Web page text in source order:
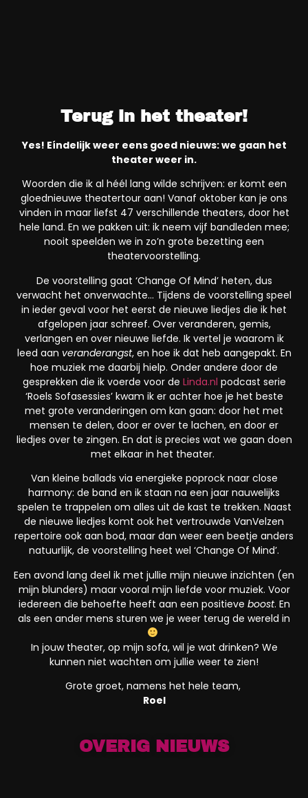
Terug in het theater!
Yes! Eíndelijk weer eens goed nieuws: we gaan het
theater weer in.
Woorden die ik al héél lang wilde schrijven: er komt een
gloednieuwe theatertour aan! Vanaf oktober kan je ons
vinden in maar liefst 47 verschillende theaters, door het
hele land. En we pakken uit: ik neem vijf bandleden mee;
nooit speelden we in zo’n grote bezetting een
theatervoorstelling.
De voorstelling gaat ‘Change Of Mind’ heten, dus
verwacht het onverwachte… Tijdens de voorstelling speel
in ieder geval voor het eerst de nieuwe liedjes die ik het
afgelopen jaar schreef. Over veranderen, gemis,
verlangen en over nieuwe liefde. Ik vertel je waarom ik
leed aan veranderangst, en hoe ik dat heb aangepakt. En
hoe muziek me daarbij hielp. Onder andere door de
gesprekken die ik voerde voor de Linda.nl podcast serie
‘Roels Sofasessies’ kwam ik er achter hoe je het beste
met grote veranderingen om kan gaan: door het met
mensen te delen, door er over te lachen, en door er
liedjes over te zingen. En dat is precies wat we gaan doen
met elkaar in het theater.
Van kleine ballads via energieke poprock naar close
harmony: de band en ik staan na een jaar nauwelijks
spelen te trappelen om alles uit de kast te trekken. Naast
de nieuwe liedjes komt ook het vertrouwde VanVelzen
repertoire ook aan bod, maar dan weer een beetje anders
natuurlijk, de voorstelling heet wel ‘Change Of Mind’.
Een avond lang deel ik met jullie mijn nieuwe inzichten (en
mijn blunders) maar vooral mijn liefde voor muziek. Voor
iedereen die behoefte heeft aan een positieve boost. En
als een ander mens sturen we je weer terug de wereld in
In jouw theater, op mijn sofa, wil je wat drinken? We
kunnen niet wachten om jullie weer te zien!
Grote groet, namens het hele team,
Roel
OVERIG NIEUWS